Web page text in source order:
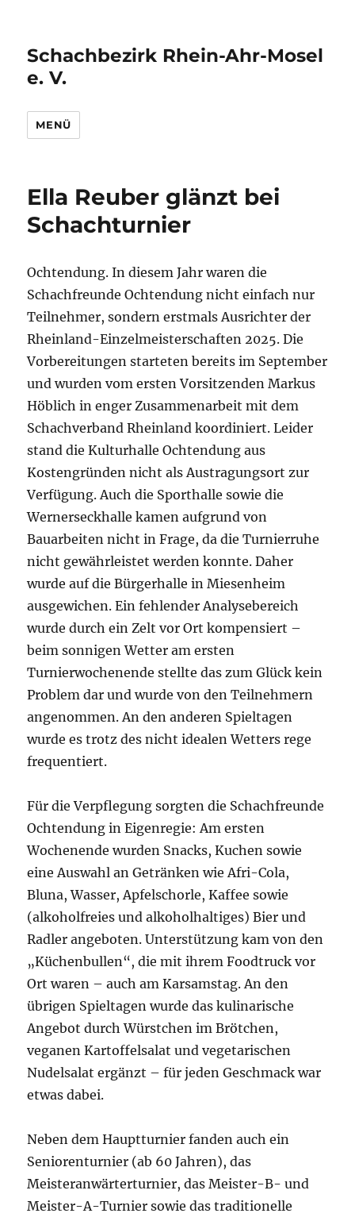
Schachbezirk Rhein-Ahr-Mosel
e. V.
MENÜ
Ella Reuber glänzt bei
Schachturnier
Ochtendung. In diesem Jahr waren die
Schachfreunde Ochtendung nicht einfach nur
Teilnehmer, sondern erstmals Ausrichter der
Rheinland-Einzelmeisterschaften 2025. Die
Vorbereitungen starteten bereits im September
und wurden vom ersten Vorsitzenden Markus
Höblich in enger Zusammenarbeit mit dem
Schachverband Rheinland koordiniert. Leider
stand die Kulturhalle Ochtendung aus
Kostengründen nicht als Austragungsort zur
Verfügung. Auch die Sporthalle sowie die
Wernerseckhalle kamen aufgrund von
Bauarbeiten nicht in Frage, da die Turnierruhe
nicht gewährleistet werden konnte. Daher
wurde auf die Bürgerhalle in Miesenheim
ausgewichen. Ein fehlender Analysebereich
wurde durch ein Zelt vor Ort kompensiert –
beim sonnigen Wetter am ersten
Turnierwochenende stellte das zum Glück kein
Problem dar und wurde von den Teilnehmern
angenommen. An den anderen Spieltagen
wurde es trotz des nicht idealen Wetters rege
frequentiert.
Für die Verpflegung sorgten die Schachfreunde
Ochtendung in Eigenregie: Am ersten
Wochenende wurden Snacks, Kuchen sowie
eine Auswahl an Getränken wie Afri-Cola,
Bluna, Wasser, Apfelschorle, Kaffee sowie
(alkoholfreies und alkoholhaltiges) Bier und
Radler angeboten. Unterstützung kam von den
„Küchenbullen“, die mit ihrem Foodtruck vor
Ort waren – auch am Karsamstag. An den
übrigen Spieltagen wurde das kulinarische
Angebot durch Würstchen im Brötchen,
veganen Kartoffelsalat und vegetarischen
Nudelsalat ergänzt – für jeden Geschmack war
etwas dabei.
Neben dem Hauptturnier fanden auch ein
Seniorenturnier (ab 60 Jahren), das
Meisteranwärterturnier, das Meister-B- und
Meister-A-Turnier sowie das traditionelle